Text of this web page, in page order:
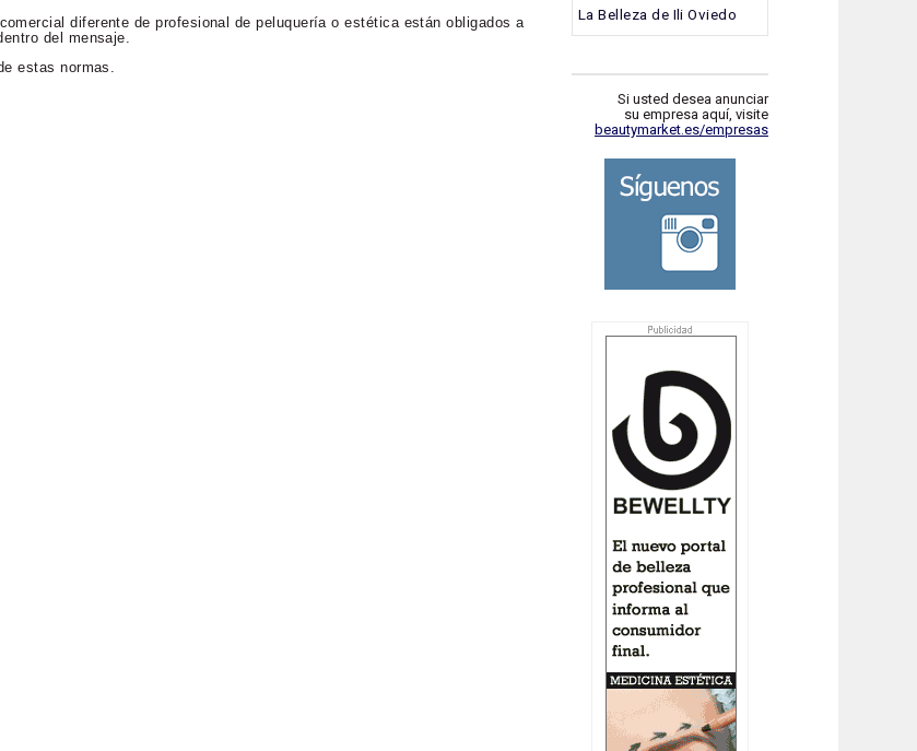
diferente de profesional de peluquería o estética están obligados a
del mensaje.
estas normas.
La Belleza de Ili Oviedo
Si usted desea anunciar
su empresa aquí, visite
beautymarket.es/empresas